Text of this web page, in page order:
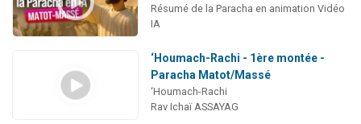
Résumé de la Paracha en animation Vidéo
IA
‘Houmach-Rachi - 1ère montée -
Paracha Matot/Massé
‘Houmach-Rachi
Rav Ichaï ASSAYAG